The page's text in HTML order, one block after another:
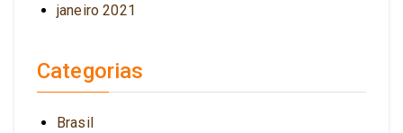
janeiro 2021
Categorias
Brasil